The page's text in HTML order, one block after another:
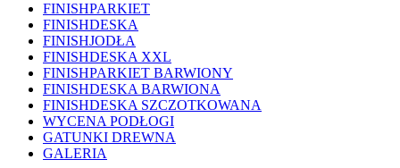
FINISHPARKIET
FINISHDESKA
FINISHJODŁA
FINISHDESKA XXL
FINISHPARKIET BARWIONY
FINISHDESKA BARWIONA
FINISHDESKA SZCZOTKOWANA
WYCENA PODŁOGI
GATUNKI DREWNA
GALERIA